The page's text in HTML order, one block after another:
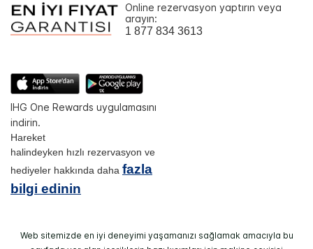
Online rezervasyon yaptırın veya
arayın:
1 877 834 3613
IHG One Rewards uygulamasını
indirin.
Hareket
halindeyken hızlı rezervasyon ve
hediyeler hakkında daha fazla
bilgi edinin
Web sitemizde en iyi deneyimi yaşamanızı sağlamak amacıyla bu